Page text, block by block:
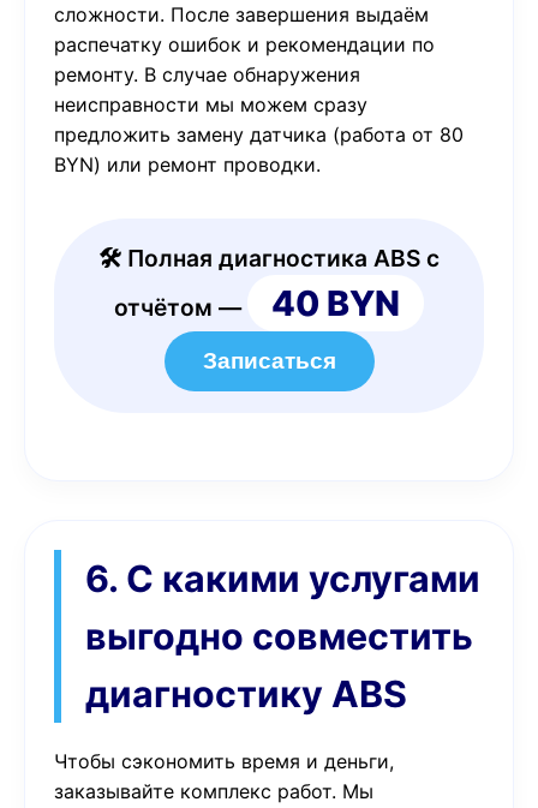
сложности. После завершения выдаём
распечатку ошибок и рекомендации по
ремонту. В случае обнаружения
неисправности мы можем сразу
предложить замену датчика (работа от 80
BYN) или ремонт проводки.
🛠️ Полная диагностика ABS с
отчётом —
40 BYN
Записаться
6. С какими услугами
выгодно совместить
диагностику ABS
Чтобы сэкономить время и деньги,
заказывайте комплекс работ. Мы